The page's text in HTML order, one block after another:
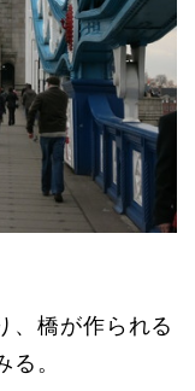
、橋が作られる
。